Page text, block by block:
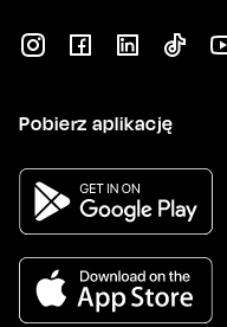
Pobierz aplikację